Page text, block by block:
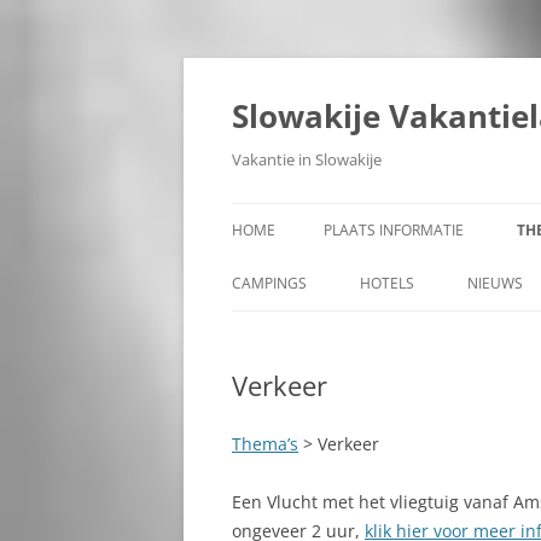
Ga
inhoud
Slowakije
Vakantie in Slowakije
HOME PLAATS INFORMATIE
ALLE PLAATSEN IN SLOWAKIJE
BANSKÁ ŠTIAVNICA
CAMPINGS HOTELS NIEUWS
Verkeer
Thema’s > Verkeer
Een Vlucht met het vliegtuig vanaf
ongeveer 2 uur, klik hier voor meer